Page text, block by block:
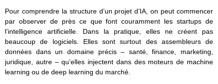
Pour comprendre la structure d’un projet d’IA, on peut commencer
par observer de près ce que font couramment les startups de
l’intelligence artificielle. Dans la pratique, elles ne créent pas
beaucoup de logiciels. Elles sont surtout des assembleurs de
données dans un domaine précis – santé, finance, marketing,
juridique, autre – qu’elles injectent dans des moteurs de machine
learning ou de deep learning du marché.